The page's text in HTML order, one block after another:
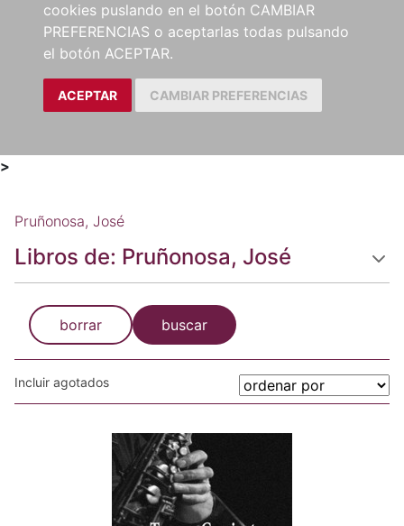
cookies puslando en el botón CAMBIAR
PREFERENCIAS o aceptarlas todas pulsando
el botón ACEPTAR.
ACEPTAR CAMBIAR PREFERENCIAS
>
Pruñonosa, José
Libros de: Pruñonosa, José
borrar buscar
Incluir agotados